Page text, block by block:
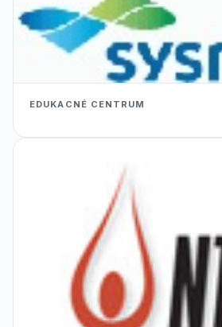
EDUKACNÉ CENTRUM